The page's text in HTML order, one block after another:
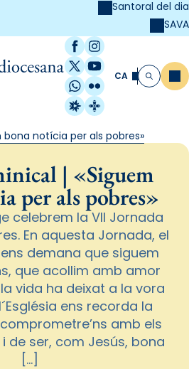
Santoral del dia
SAVA
Facebook
Instagram
X / Twitter
YouTube
WhatsApp
Flickr
Radio Estel
Catalunya
CA Cerca
notícia per als pobres»
| «Siguem
per als pobres»
celebrem la VII Jornada
En aquesta Jornada, el
demana que siguem
que acollim amb amor
vida ha deixat a la vora
ens recorda la
amb els
de ser, com Jesús, bona
[…]